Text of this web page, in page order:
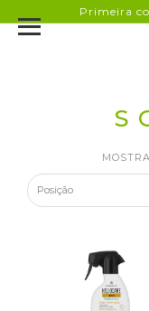
Primeira